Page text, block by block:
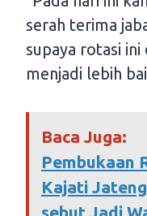
serah terima
supaya rotasi
menjadi lebih
Baca Juga:
Pembukaan
Kajati